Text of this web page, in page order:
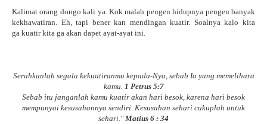
Kalimat orang dongo kali ya. Kok malah pengen hidupnya pengen banyak
kekhawatiran. Eh, tapi bener kan mendingan kuatir. Soalnya kalo kita
ga kuatir kita ga akan dapet ayat-ayat ini.
Serahkanlah segala kekuatiranmu kepada-Nya, sebab Ia yang memelihara
kamu. 1 Petrus 5:7
Sebab itu janganlah kamu kuatir akan hari besok, karena hari besok
mempunyai kesusahannya sendiri. Kesusahan sehari cukuplah untuk
sehari."Matius 6 : 34